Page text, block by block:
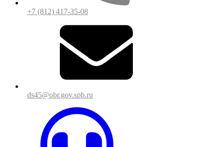
+7 (812) 417-35-08
ds45@obr.gov.spb.ru